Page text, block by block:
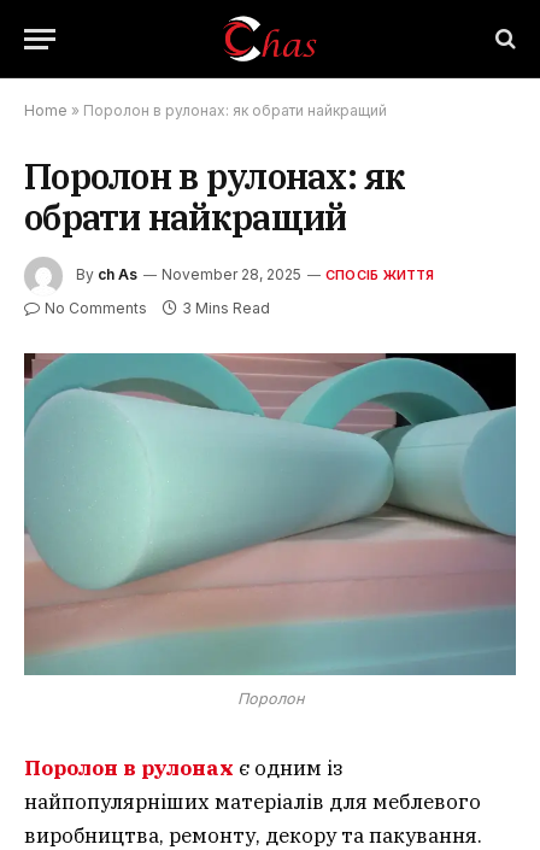
Home » Поролон в рулонах: як обрати найкращий
Поролон в рулонах: як
обрати найкращий
By ch As November 28, 2025 СПОСІБ ЖИТТЯ
No Comments 3 Mins Read
Поролон
Поролон в рулонах є одним із
найпопулярніших матеріалів для меблевого
виробництва, ремонту, декору та пакування.